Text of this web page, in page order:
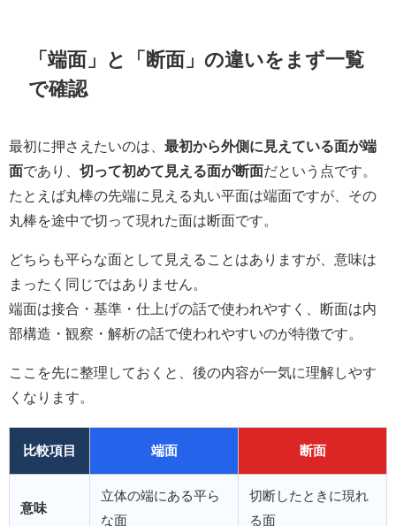
「端面」と「断面」の違いをまず一覧
で確認
最初に押さえたいのは、 最初から外側に見えている面が端
面であり、 切って初めて見える面が断面だという点です。
たとえば丸棒の先端に見える丸い平面は端面ですが、その
丸棒を途中で切って現れた面は断面です。
どちらも平らな面として見えることはありますが、意味は
まったく同じではありません。
端面は接合・基準・仕上げの話で使われやすく、断面は内
部構造・観察・解析の話で使われやすいのが特徴です。
ここを先に整理しておくと、後の内容が一気に理解しやす
くなります。
比較項目 端面 断面
意味
立体の端にある平ら
な面
切断したときに現れ
る面